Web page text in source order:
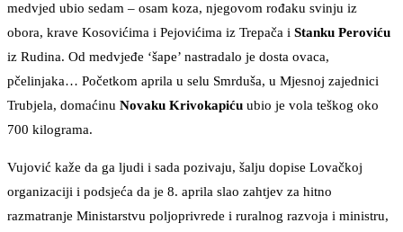
medvjed ubio sedam – osam koza, njegovom rođaku svinju iz
obora, krave Kosovićima i Pejovićima iz Trepača i Stanku Peroviću
iz Rudina. Od medvjeđe ‘šape’ nastradalo je dosta ovaca,
pčelinjaka… Početkom aprila u selu Smrduša, u Mjesnoj zajednici
Trubjela, domaćinu Novaku Krivokapiću ubio je vola teškog oko
700 kilograma.
Vujović kaže da ga ljudi i sada pozivaju, šalju dopise Lovačkoj
organizaciji i podsjeća da je 8. aprila slao zahtjev za hitno
razmatranje Ministarstvu poljoprivrede i ruralnog razvoja i ministru,